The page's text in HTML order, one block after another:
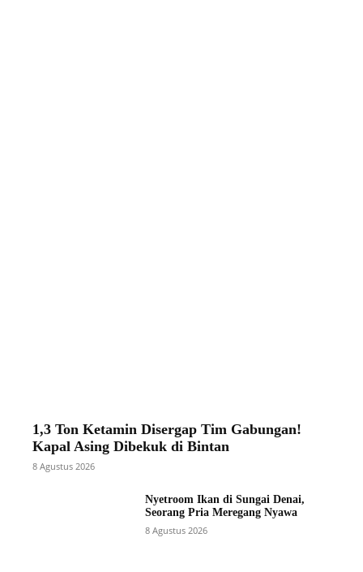
1,3 Ton Ketamin Disergap Tim Gabungan!
Kapal Asing Dibekuk di Bintan
8 Agustus 2026
Nyetroom Ikan di Sungai Denai,
Seorang Pria Meregang Nyawa
8 Agustus 2026